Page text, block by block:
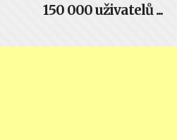
150 000 uživatelů ...